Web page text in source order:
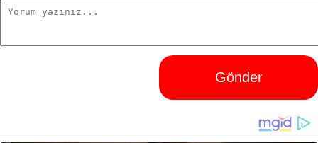
Gönder